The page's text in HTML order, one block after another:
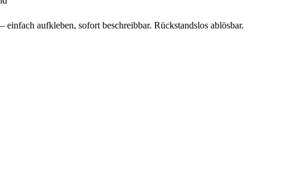
aufkleben, sofort beschreibbar. Rückstandslos ablösbar.